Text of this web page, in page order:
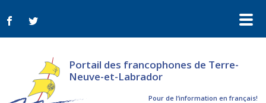
Portail des francophones de Terre-
Neuve-et-Labrador
Pour de l‘information en français!